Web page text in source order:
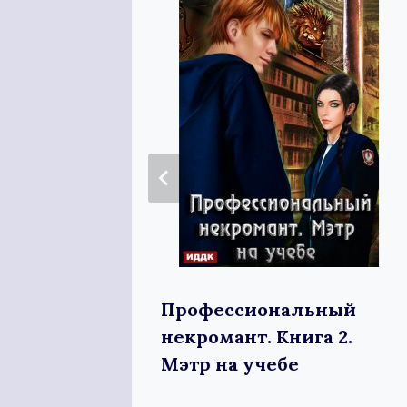
Профессиональный
некромант. Книга 2.
Мэтр на учебе